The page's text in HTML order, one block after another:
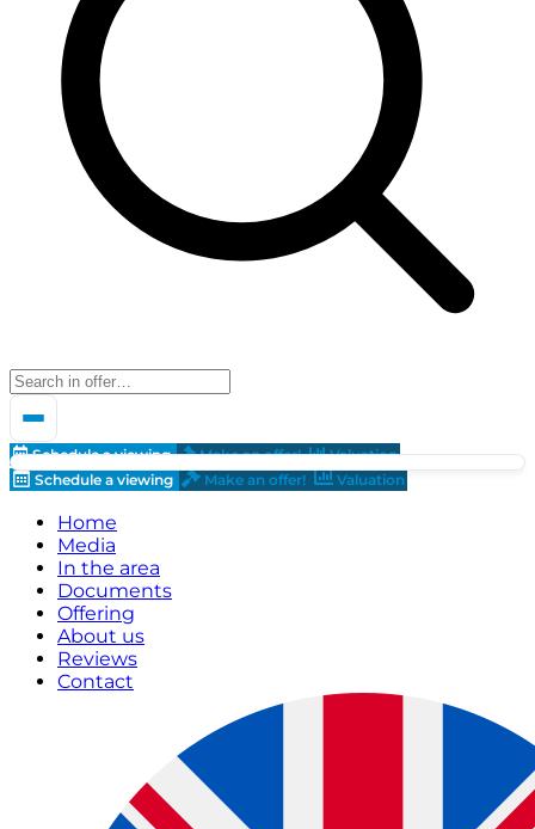
Schedule a viewing Make an offer!
Valuation
Schedule a viewing
Make an offer! Valuation
Home
Media
In the area
Documents
Offering
About us
Reviews
Contact